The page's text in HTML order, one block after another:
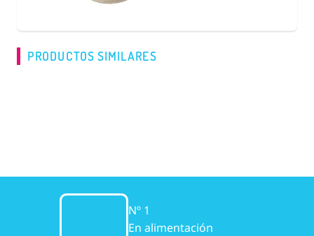
PRODUCTOS SIMILARES
Nº 1
En alimentación